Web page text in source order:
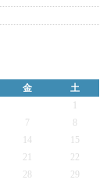
金
土
7
14
15
21
22
28
29